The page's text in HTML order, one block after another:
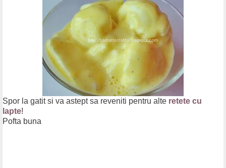
Spor la gatit si va astept sa reveniti pentru alte retete cu
lapte!
Pofta buna